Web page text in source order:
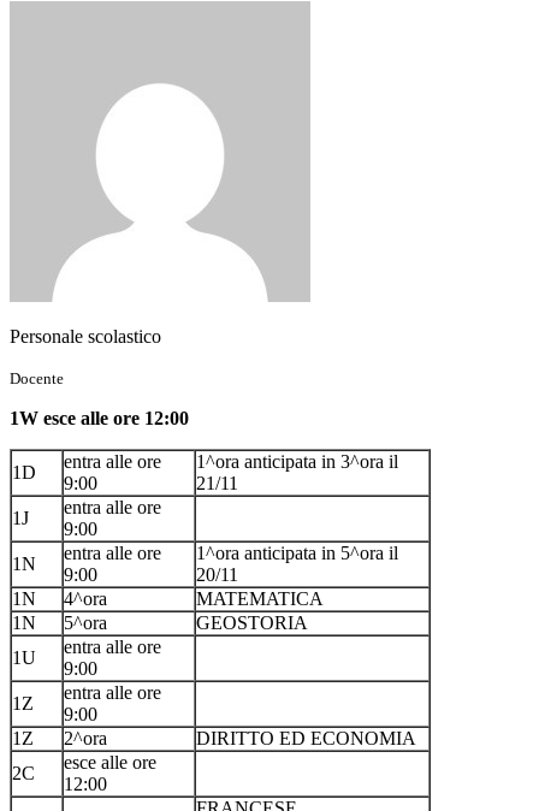
Personale scolastico
Docente
1W esce alle ore 12:00
1D
entra alle ore
9:00
1^ora anticipata in 3^ora il
21/11
1J
entra alle ore
9:00
1N
entra alle ore
9:00
1^ora anticipata in 5^ora il
20/11
1N
4^ora
MATEMATICA
1N
5^ora
GEOSTORIA
1U
entra alle ore
9:00
1Z
entra alle ore
9:00
1Z
2^ora
DIRITTO ED ECONOMIA
2C
esce alle ore
12:00